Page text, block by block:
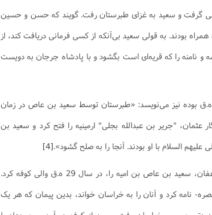
گرفت و سعید به غزاى طبرستان رفت. گویند که حسن و حسین
بودند. به قولى سعید بى‌آنکه از کسى فرمانى دریافت کند، از
نامنه را که قریه‌اى است بگشود و با پادشاه جرجان به دویست
ابن‌قتیبه از مورخان صدر اسلام که وفات او در سال 276 ه.ق بوده نیز می‌نویسد: «طبرستان توسط سعید بن عاص در زمان
عثمان، "جریر بن عبدالله بجلى" ارمینیه را فتح کرد و سعید بن
السلام با او بودند. آنجا را به صلح گشود».[4]
"ابن‌فقیه همدانی" نیز در البلدان می‌نویسد: «عثمان بن عفان، سعید بن عاص بن امیه را، در سال 29 ه.ق والى کوفه کرد.
نامه کرد و آنان را به خراسان خواند، بدین پیمان که هر یک